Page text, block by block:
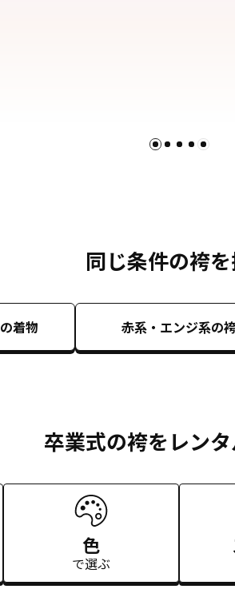
同じ条件の袴
の着物 赤系・エンジ系の
卒業式の袴をレン
色
で選ぶ